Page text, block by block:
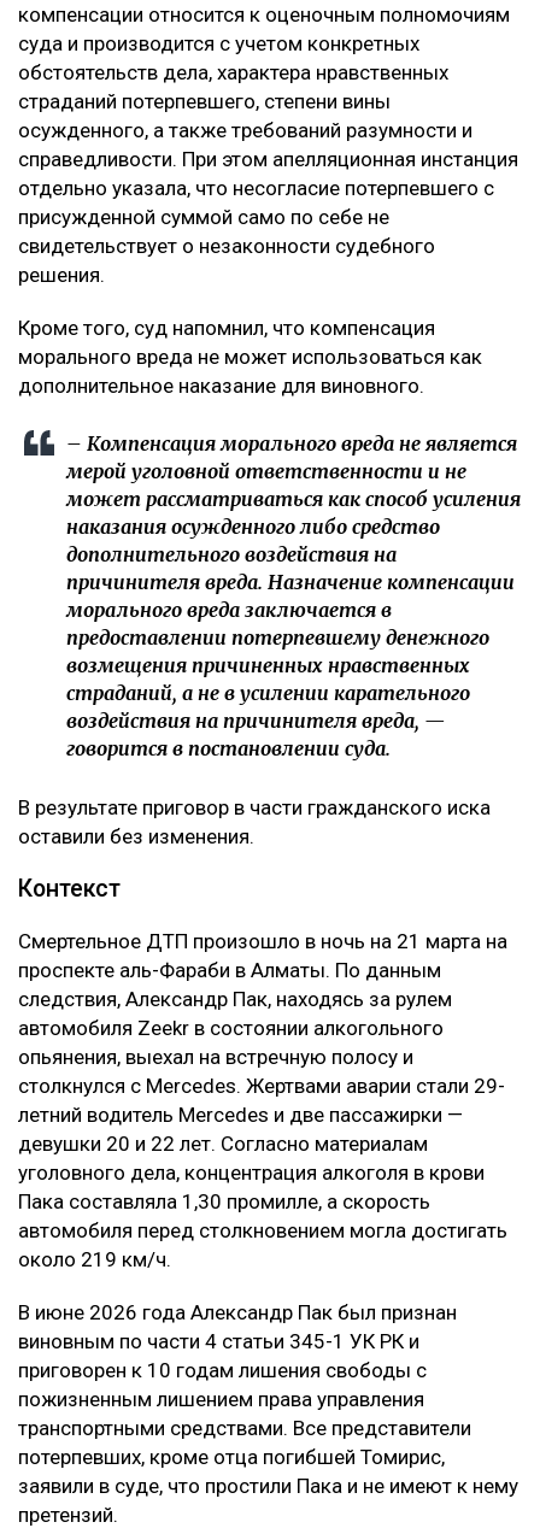
компенсации относится к оценочным полномочиям
суда и производится с учетом конкретных
обстоятельств дела, характера нравственных
страданий потерпевшего, степени вины
осужденного, а также требований разумности и
справедливости. При этом апелляционная инстанция
отдельно указала, что несогласие потерпевшего с
присужденной суммой само по себе не
свидетельствует о незаконности судебного
решения.
Кроме того, суд напомнил, что компенсация
морального вреда не может использоваться как
дополнительное наказание для виновного.
– Компенсация морального вреда не является
мерой уголовной ответственности и не
может рассматриваться как способ усиления
наказания осужденного либо средство
дополнительного воздействия на
причинителя вреда. Назначение компенсации
морального вреда заключается в
предоставлении потерпевшему денежного
возмещения причиненных нравственных
страданий, а не в усилении карательного
воздействия на причинителя вреда, —
говорится в постановлении суда.
В результате приговор в части гражданского иска
оставили без изменения.
Контекст
Смертельное ДТП произошло в ночь на 21 марта на
проспекте аль-Фараби в Алматы. По данным
следствия, Александр Пак, находясь за рулем
автомобиля Zeekr в состоянии алкогольного
опьянения, выехал на встречную полосу и
столкнулся с Mercedes. Жертвами аварии стали 29-
летний водитель Mercedes и две пассажирки —
девушки 20 и 22 лет. Согласно материалам
уголовного дела, концентрация алкоголя в крови
Пака составляла 1,30 промилле, а скорость
автомобиля перед столкновением могла достигать
около 219 км/ч.
В июне 2026 года Александр Пак был признан
виновным по части 4 статьи 345-1 УК РК и
приговорен к 10 годам лишения свободы с
пожизненным лишением права управления
транспортными средствами. Все представители
потерпевших, кроме отца погибшей Томирис,
заявили в суде, что простили Пака и не имеют к нему
претензий.